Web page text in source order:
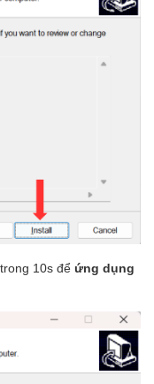
10s để ứng dụng